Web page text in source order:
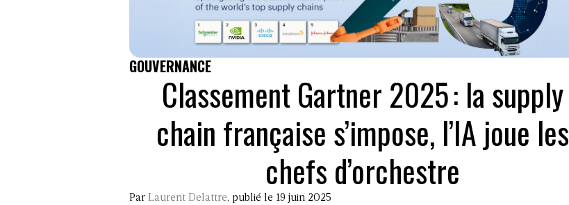
GOUVERNANCE
Classement Gartner 2025 : la supply
chain française s’impose, l’IA joue les
chefs d’orchestre
Par Laurent Delattre, publié le 19 juin 2025